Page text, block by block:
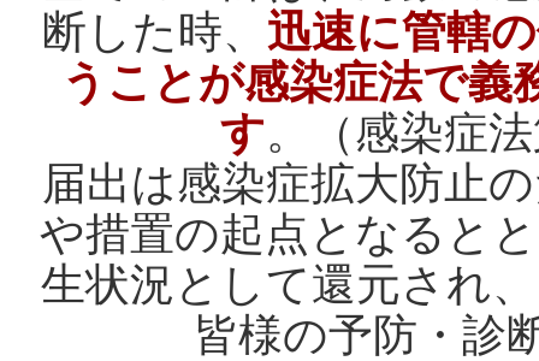
断した時、 迅速に管轄
うことが感染症法で義
す。（感染症
届出は感染症拡大防止
や措置の起点となると
生状況として還元され
皆様の予防・診